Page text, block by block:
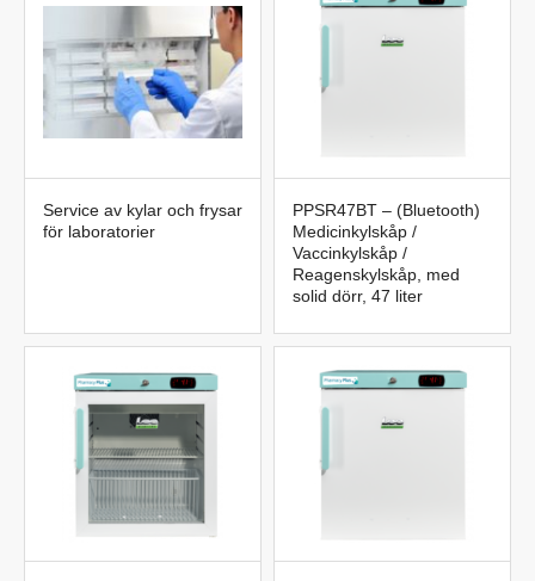
Kontakta oss på 042-300 91 30 eller
labteamet@labteamet.com
Service av kylar och frysar
för laboratorier
PPSR47BT – (Bluetooth)
Medicinkylskåp /
Vaccinkylskåp /
Reagenskylskåp, med
solid dörr, 47 liter